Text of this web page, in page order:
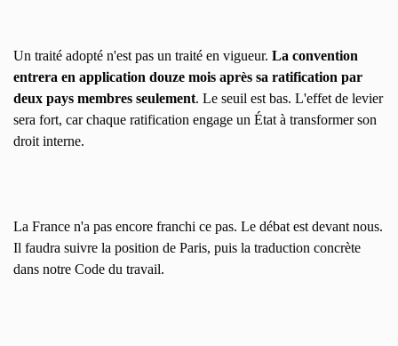
Un traité adopté n'est pas un traité en vigueur. La convention
entrera en application douze mois après sa ratification par
deux pays membres seulement. Le seuil est bas. L'effet de levier
sera fort, car chaque ratification engage un État à transformer son
droit interne.
La France n'a pas encore franchi ce pas. Le débat est devant nous.
Il faudra suivre la position de Paris, puis la traduction concrète
dans notre Code du travail.